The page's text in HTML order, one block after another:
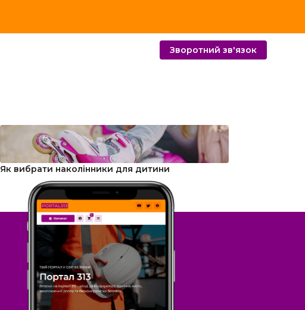
Зворотний зв'язок
Як вибрати наколінники для дитини